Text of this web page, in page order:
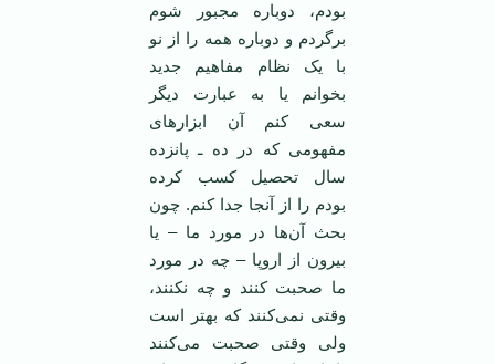
بودم، دوباره مجبور شوم
برگردم و دوباره همه را از نو
با یک نظام مفاهیم جدید
بخوانم یا به عبارت دیگر
سعی کنم آن ابزارهای
مفهومی که در ده ـ پانزده
سال تحصیل کسب کرده
بودم را از آنجا جدا کنم. چون
بحث آن‌ها در مورد ما – یا
بیرون از اروپا – چه در مورد
ما صحبت کنند و چه نکنند،
وقتی نمی‌کنند که بهتر است
ولی وقتی صحبت می‌کنند